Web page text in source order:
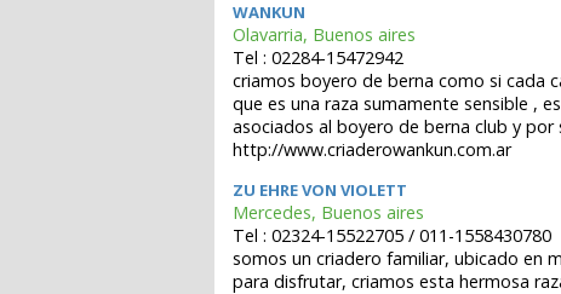
WANKUN
Olavarria, Buenos aires
Tel : 02284-15472942
criamos boyero de berna como si cada
que es una raza sumamente sensible ,
asociados al boyero de berna club y
http://www.criaderowankun.com.ar
ZU EHRE VON VIOLETT
Mercedes, Buenos aires
Tel : 02324-15522705 / 011-1558430780
somos un criadero familiar, ubicado en
para disfrutar, criamos esta hermosa